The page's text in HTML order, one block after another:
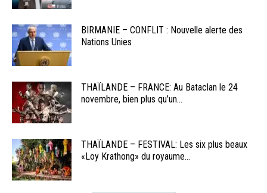
BIRMANIE – CONFLIT : Nouvelle alerte des
Nations Unies
THAÏLANDE – FRANCE: Au Bataclan le 24
novembre, bien plus qu’un...
THAÏLANDE – FESTIVAL: Les six plus beaux
«Loy Krathong» du royaume...